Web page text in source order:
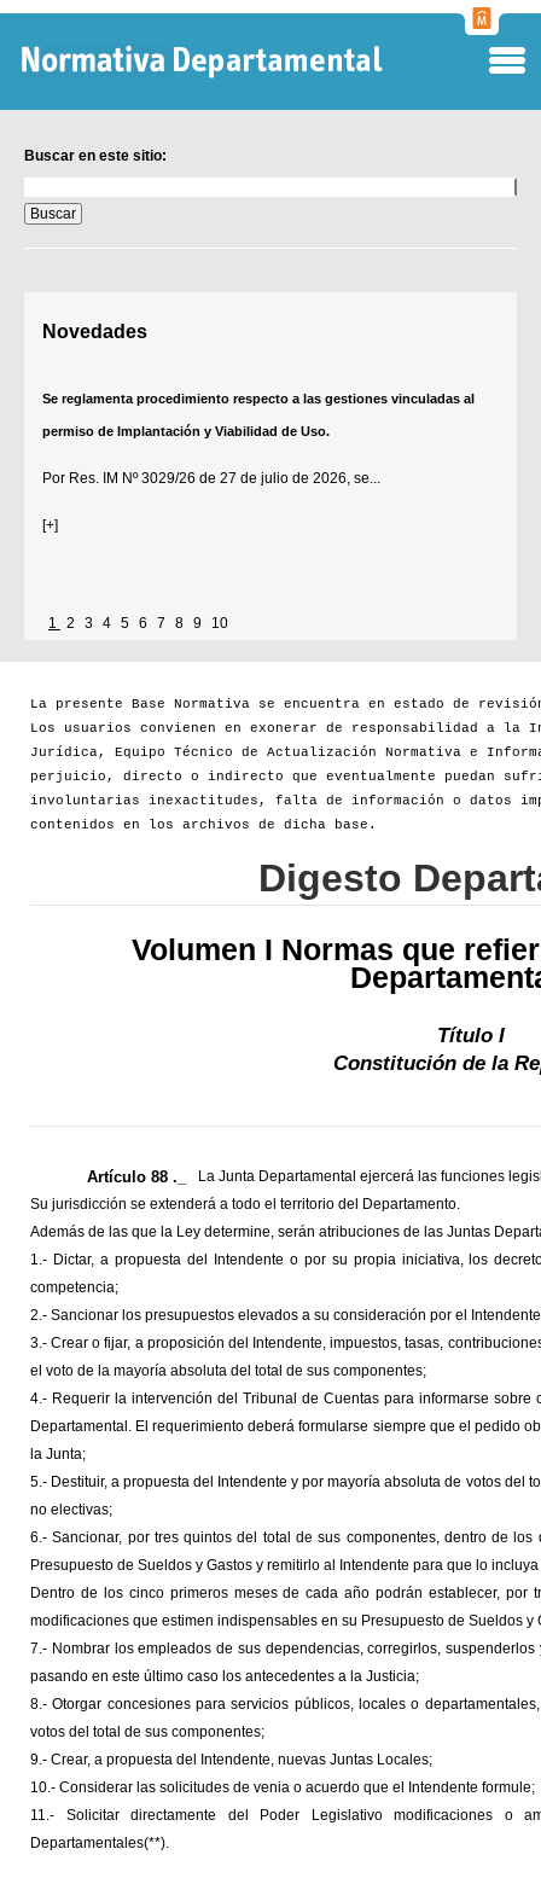
Buscar en este sitio:
en
este
sitio:
Novedades
Se reglamenta procedimiento respecto a las gestiones vinculadas al
permiso de Implantación y Viabilidad de Uso.
Por Res. IM Nº 3029/26 de 27 de julio de 2026, se...
[+]
1 2 3 4 5 6 7 8 9 10
La presente Base Normativa se encuentra en estado de
Los usuarios convienen en exonerar de responsabilidad a la
Jurídica, Equipo Técnico de Actualización Normativa e
perjuicio, directo o indirecto que eventualmente puedan
involuntarias inexactitudes, falta de información o datos
contenidos en los archivos de dicha base.
Digesto
Volumen I Normas que
Título I
Constitución de la
Artículo 88 ._
La Junta Departamental ejercerá las funciones
Su jurisdicción se extenderá a todo el ter­ritorio del Departamento.
Además de las que la Ley determine, serán atribuciones de las Juntas
1.- Dictar, a propuesta del Intendente o por su propia iniciativa, los
competencia;
2.- Sancionar los presupuestos elevados a su consideración por el
3.- Crear o fijar, a proposición del Intendente, impues­tos, tasas,
el voto de la mayoría absoluta del total de sus componentes;
4.- Requerir la intervención del Tribunal de Cuentas para informarse
Departamental. El requerimien­to deberá formularse siempre que el pedido
la Junta;
5.- Destituir, a propuesta del Intendente y por mayoría absoluta de votos del
no electivas;
6.- Sancionar, por tres quintos del total de sus componen­tes, dentro de
Presupuesto de Sueldos y Gastos y remitirlo al Intendente para que lo
Dentro de los cinco primeros meses de cada año podrán establecer,
modificaciones que estimen indispensables en su Presupuesto de Sueldos y
7.- Nombrar los empleados de sus dependencias, corregir­los,
pasando en este último caso los anteceden­tes a la Justicia;
8.- Otorgar concesiones para servicios públicos, locales o
votos del total de sus componentes;
9.- Crear, a propuesta del Intendente, nuevas Juntas Locales;
10.- Considerar las solicitudes de venia o acuerdo que el Intendente formule;
11.- Solicitar directamente del Poder Legislativo modifi­caciones o
Departamentales(**).